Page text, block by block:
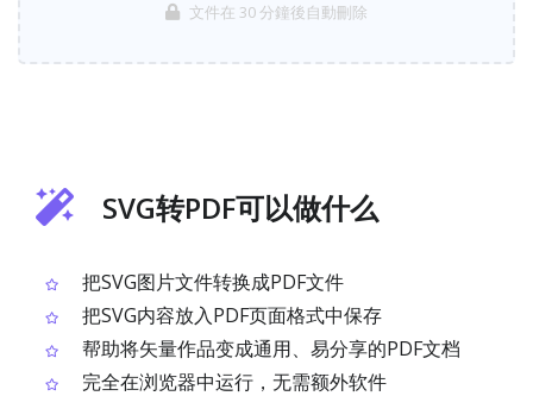
文件在 30 分鐘後自動刪除
SVG转PDF可以做什么
把SVG图片文件转换成PDF文件
把SVG内容放入PDF页面格式中保存
帮助将矢量作品变成通用、易分享的PDF文档
完全在浏览器中运行，无需额外软件